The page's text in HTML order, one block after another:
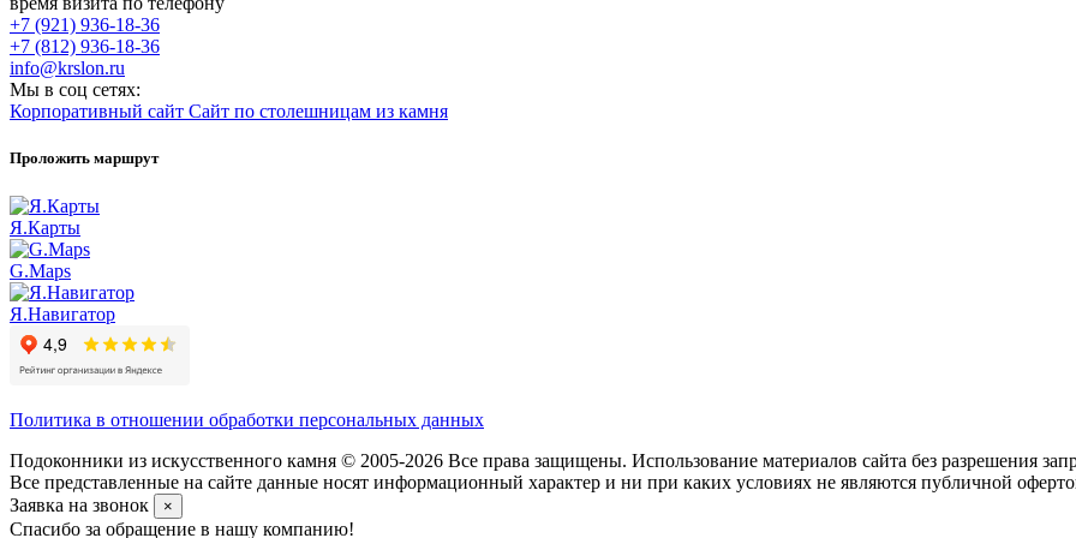
+7 (921) 936-18-36
+7 (812) 936-18-36
info@krslon.ru
Мы в соц сетях:
Корпоративный сайт Сайт по столешницам из камня
Проложить маршрут
Я.Карты
G.Maps
Я.Навигатор
Политика в отношении обработки персональных данных
Подоконники из искусственного камня © 2005-2026 Все права защищены. Использование материалов сайта без разрешения
Все представленные на сайте данные носят информационный характер и ни при каких условиях не являются публичной
Заявка на звонок
×
Спасибо за обращение в нашу компанию!